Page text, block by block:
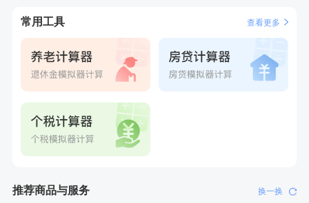
常用工具 查看更多
推荐商品与服务 换一换